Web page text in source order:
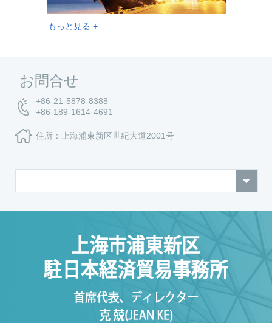
もっと見る +
お問合せ
+86-21-5878-8388
+86-189-1614-4691
住所：上海浦東新区世紀大道2001号